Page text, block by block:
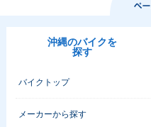
沖縄のバイクを
探す
バイクトップ
メーカーから探す